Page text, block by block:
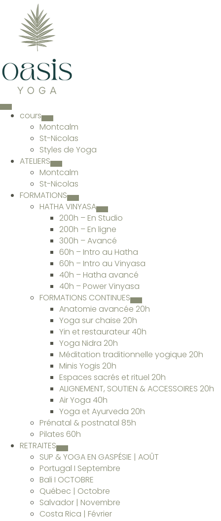
cours
Montcalm
St-Nicolas
Styles de Yoga
ATELIERS
Montcalm
St-Nicolas
FORMATIONS
HATHA VINYASA
200h – En Studio
200h – En ligne
300h – Avancé
60h – Intro au Hatha
60h – Intro au Vinyasa
40h – Hatha avancé
40h – Power Vinyasa
FORMATIONS CONTINUES
Anatomie avancée 20h
Yoga sur chaise 20h
Yin et restaurateur 40h
Yoga Nidra 20h
Méditation traditionnelle yogique 20h
Minis Yogis 20h
Espaces sacrés et rituel 20h
ALIGNEMENT, SOUTIEN & ACCESSOIRES 20h
Air Yoga 40h
Yoga et Ayurveda 20h
Prénatal & postnatal 85h
Pilates 60h
RETRAITES
SUP & YOGA EN GASPÉSIE | AOÛT
Portugal I Septembre
Bali I OCTOBRE
Québec | Octobre
Salvador | Novembre
Costa Rica | Février